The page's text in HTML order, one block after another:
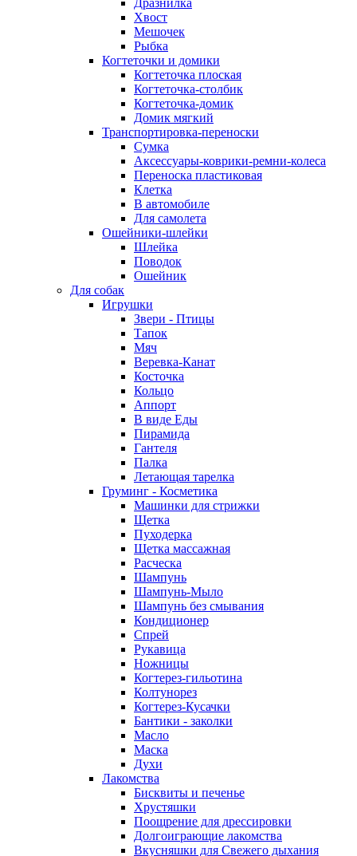
Хвост
Мешочек
Рыбка
Когтеточки и домики
Когтеточка плоская
Когтеточка-столбик
Когтеточка-домик
Домик мягкий
Транспортировка-переноски
Сумка
Аксессуары-коврики-ремни-колеса
Переноска пластиковая
Клетка
В автомобиле
Для самолета
Ошейники-шлейки
Шлейка
Поводок
Ошейник
Для собак
Игрушки
Звери - Птицы
Тапок
Мяч
Веревка-Канат
Косточка
Кольцо
Аппорт
В виде Еды
Пирамида
Гантеля
Палка
Летающая тарелка
Груминг - Косметика
Машинки для стрижки
Щетка
Пуходерка
Щетка массажная
Расческа
Шампунь
Шампунь-Мыло
Шампунь без cмывания
Кондиционер
Спрей
Рукавица
Ножницы
Когтерез-гильотина
Колтунорез
Когтерез-Кусачки
Бантики - заколки
Масло
Маска
Духи
Лакомства
Бисквиты и печенье
Хрустяшки
Поощрение для дрессировки
Долгоиграющие лакомства
Вкусняшки для Свежего дыхания